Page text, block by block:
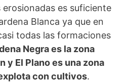
es suficiente
Blanca ya que en
todas las formaciones
Negra es la zona
y El Plano es una zona
con cultivos.